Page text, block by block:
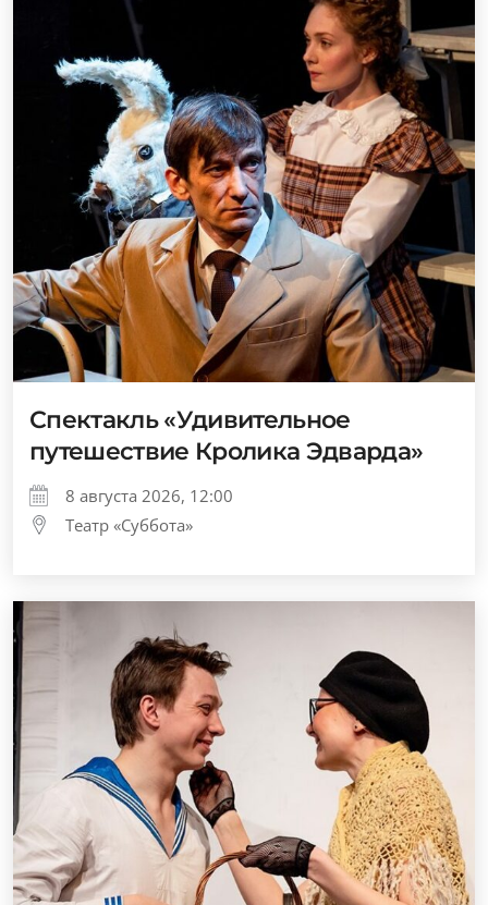
Спектакль «Удивительное
путешествие Кролика Эдварда»
8 августа 2026, 12:00
Театр «Суббота»